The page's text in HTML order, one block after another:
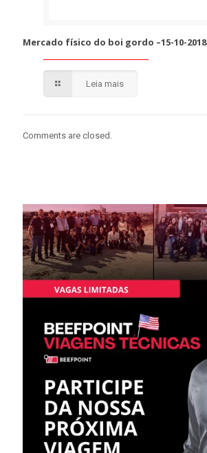
Mercado físico do boi gordo –15-10-2018
Leia mais
Comments are closed.